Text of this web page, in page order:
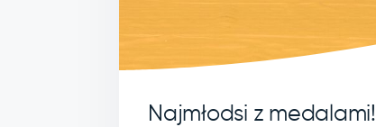
Najmłodsi z medalami!